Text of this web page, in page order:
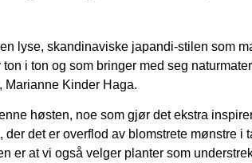
lyse, skandinaviske japandi-stilen som
i ton og som bringer med seg
Marianne Kinder Haga.
høsten, noe som gjør det ekstra
det er overflod av blomstrete mønstre i
er at vi også velger planter som